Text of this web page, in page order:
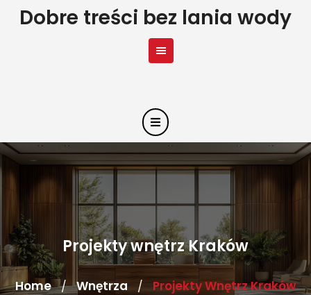
SkipDobre treści bez lania wody
Projekty wnętrz Kraków
Home / Wnętrza / Projekty Wnętrz Kraków